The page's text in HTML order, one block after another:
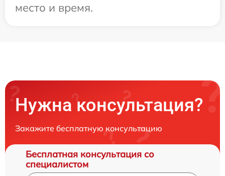
место и время.
Нужна консультация?
Закажите бесплатную консультацию
Бесплатная консультация со
специалистом